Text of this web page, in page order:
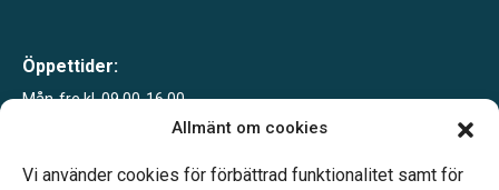
Allmänt om cookies
Vi använder cookies för förbättrad funktionalitet samt för
Öppettider:
Mån-fre kl. 09.00-16.00
Telefonjour dygnet runt.